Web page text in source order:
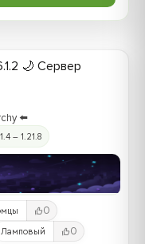
🌙 Сервер
⬅️
– 1.21.8
0
Ламповый 0